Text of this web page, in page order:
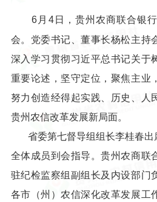
6月4日，贵州农商联合银
会。党委书记、董事长杨松主持
深入学习贯彻习近平总书记关于
重要论述，坚守定位，聚焦主业
努力创造经得起实践、历史、人
贵州农信改革发展新局面。
省委第七督导组组长李桂春
全体成员到会指导。贵州农商联
驻纪检监察组副组长及内设部门
各市（州）农信深化改革发展工